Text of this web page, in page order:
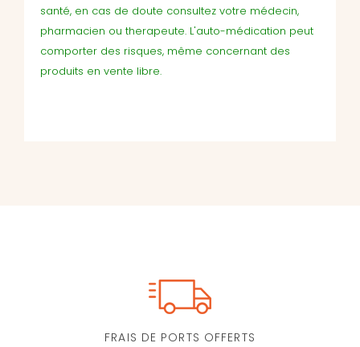
santé, en cas de doute consultez votre médecin,
pharmacien ou therapeute. L'auto-médication peut
comporter des risques, même concernant des
produits en vente libre.
FRAIS DE PORTS OFFERTS